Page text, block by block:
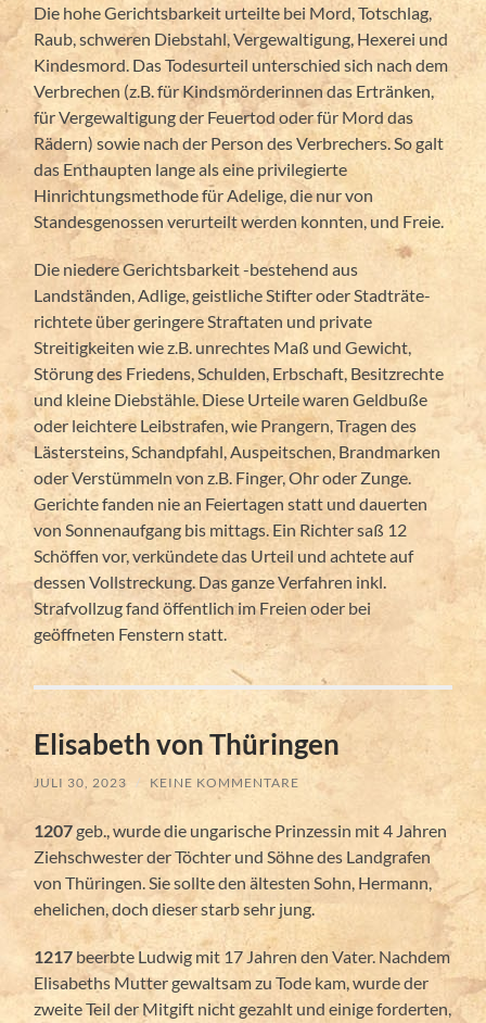
Die hohe Gerichtsbarkeit urteilte bei Mord, Totschlag,
Raub, schweren Diebstahl, Vergewaltigung, Hexerei und
Kindesmord. Das Todesurteil unterschied sich nach dem
Verbrechen (z.B. für Kindsmörderinnen das Ertränken,
für Vergewaltigung der Feuertod oder für Mord das
Rädern) sowie nach der Person des Verbrechers. So galt
das Enthaupten lange als eine privilegierte
Hinrichtungsmethode für Adelige, die nur von
Standesgenossen verurteilt werden konnten, und Freie.
Die niedere Gerichtsbarkeit -bestehend aus
Landständen, Adlige, geistliche Stifter oder Stadträte-
richtete über geringere Straftaten und private
Streitigkeiten wie z.B. unrechtes Maß und Gewicht,
Störung des Friedens, Schulden, Erbschaft, Besitzrechte
und kleine Diebstähle. Diese Urteile waren Geldbuße
oder leichtere Leibstrafen, wie Prangern, Tragen des
Lästersteins, Schandpfahl, Auspeitschen, Brandmarken
oder Verstümmeln von z.B. Finger, Ohr oder Zunge.
Gerichte fanden nie an Feiertagen statt und dauerten
von Sonnenaufgang bis mittags. Ein Richter saß 12
Schöffen vor, verkündete das Urteil und achtete auf
dessen Vollstreckung. Das ganze Verfahren inkl.
Strafvollzug fand öffentlich im Freien oder bei
geöffneten Fenstern statt.
Elisabeth von Thüringen
JULI 30, 2023 / KEINE KOMMENTARE
1207geb., wurde die ungarische Prinzessin mit 4 Jahren
Ziehschwester der Töchter und Söhne des Landgrafen
von Thüringen. Sie sollte den ältesten Sohn, Hermann,
ehelichen, doch dieser starb sehr jung.
1217 beerbte Ludwig mit 17 Jahren den Vater. Nachdem
Elisabeths Mutter gewaltsam zu Tode kam, wurde der
zweite Teil der Mitgift nicht gezahlt und einige forderten,